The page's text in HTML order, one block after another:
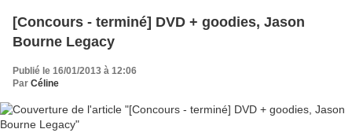
[Concours - terminé] DVD + goodies, Jason
Bourne Legacy
Publié le 16/01/2013 à 12:06
Par Céline